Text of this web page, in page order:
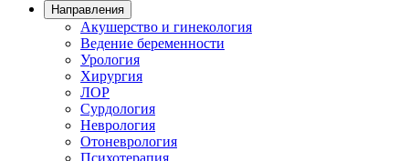
Направления
Акушерство и гинекология
Ведение беременности
Урология
Хирургия
ЛОР
Сурдология
Неврология
Отоневрология
Психотерапия